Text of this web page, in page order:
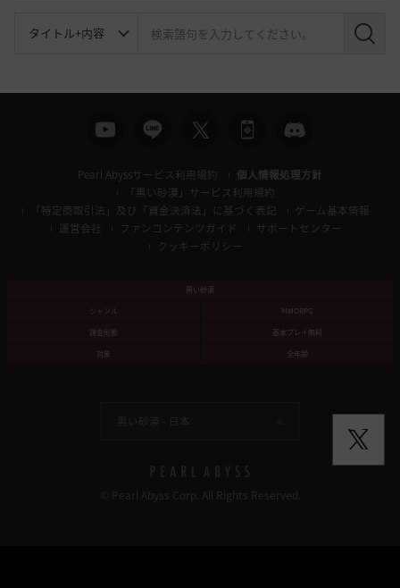
検
Pearl Abyssサービス利用規約
個人情報処理方針
「黒い砂漠」サービス利用規約
「特定商取引法」及び「資金決済法」に基づく表記
ゲーム基本情報
運営会社
ファンコンテンツガイド
サポートセンター
クッキーポリシー
黒い砂漠
ジャンル
MMORPG
課金形態
基本プレイ無料
対象
全年齢
黒い砂漠 - 日本
© Pearl Abyss Corp. All Rights Reserved.